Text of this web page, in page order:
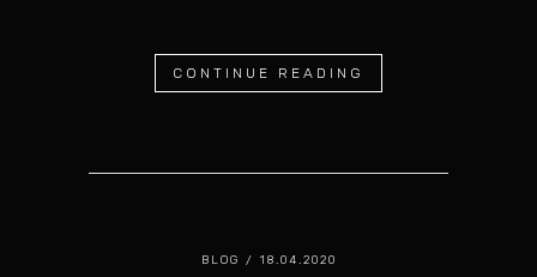
CONTINUE READING
BLOG / 18.04.2020